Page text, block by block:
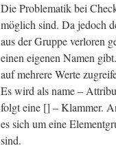
Die Problematik bei
möglich sind. Da jedoch
aus der Gruppe verloren
einen eigenen Namen
auf mehrere Werte
Es wird als name –
folgt eine [] – Klammer.
es sich um eine
sind.